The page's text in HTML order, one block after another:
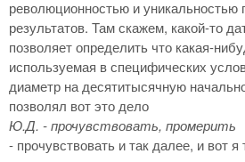
революционностью и уникальностью
результатов. Там скажем, какой-то
позволяет определить что какая-
используемая в специфических
диаметр на десятитысячную
позволял вот это дело
Ю.Д. - прочувствовать, промерить
- прочувствовать и так далее, и вот